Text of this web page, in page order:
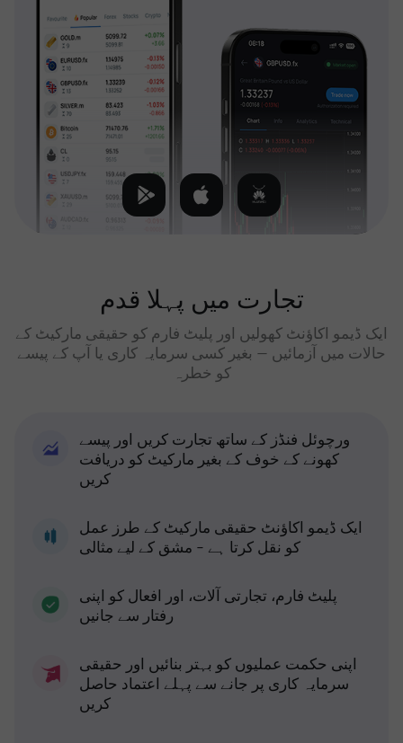
تجارت میں پہلا قدم
ایک ڈیمو اکاؤنٹ کھولیں اور پلیٹ فارم کو حقیقی مارکیٹ کے
حالات میں آزمائیں — بغیر کسی سرمایہ کاری یا آپ کے پیسے
کو خطرہ
ورچوئل فنڈز کے ساتھ تجارت کریں اور پیسے
کھونے کے خوف کے بغیر مارکیٹ کو دریافت
کریں
ایک ڈیمو اکاؤنٹ حقیقی مارکیٹ کے طرز عمل
کو نقل کرتا ہے - مشق کے لیے مثالی
پلیٹ فارم، تجارتی آلات، اور افعال کو اپنی
رفتار سے جانیں
اپنی حکمت عملیوں کو بہتر بنائیں اور حقیقی
سرمایہ کاری پر جانے سے پہلے اعتماد حاصل
کریں